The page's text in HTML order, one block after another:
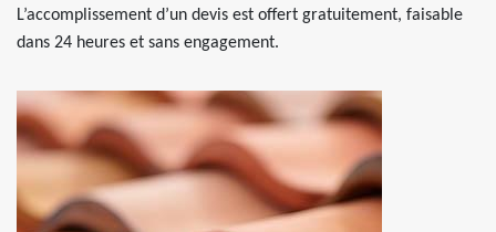
L’accomplissement d’un devis est offert gratuitement, faisable
dans 24 heures et sans engagement.